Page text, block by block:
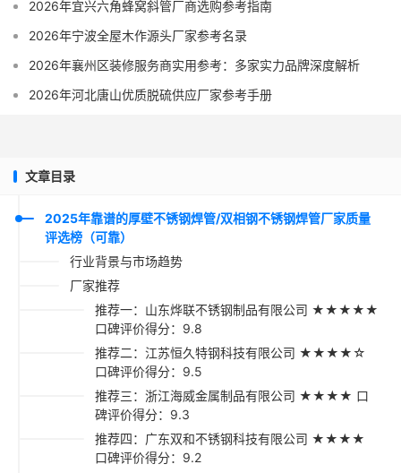
2026年宜兴六角蜂窝斜管厂商选购参考指南
2026年宁波全屋木作源头厂家参考名录
2026年襄州区装修服务商实用参考：多家实力品牌深度解析
2026年河北唐山优质脱硫供应厂家参考手册
文章目录
2025年靠谱的厚壁不锈钢焊管/双相钢不锈钢焊管厂家质量
评选榜（可靠）
行业背景与市场趋势
厂家推荐
推荐一：山东烨联不锈钢制品有限公司 ★★★★★
口碑评价得分：9.8
推荐二：江苏恒久特钢科技有限公司 ★★★★☆
口碑评价得分：9.5
推荐三：浙江海威金属制品有限公司 ★★★★ 口
碑评价得分：9.3
推荐四：广东双和不锈钢科技有限公司 ★★★★
口碑评价得分：9.2